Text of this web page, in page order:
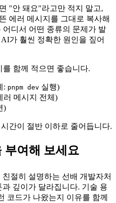
"안 돼요"라고만 적지 말고,
에러 메시지를 그대로 복사해
디서 어떤 종류의 문제가 발
가 훨씬 정확한 원인을 짚어
함께 적으면 좋습니다.
: pnpm dev 실행)
러 메시지 전체)
)
간이 절반 이하로 줄어듭니다.
부여해 보세요
절히 설명하는 선배 개발자처
깊이가 달라집니다. 기술 용
코드가 나왔는지 이유를 함께